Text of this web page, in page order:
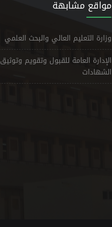
مواقع مشابهة
وزارة التعليم العالي والبحث العلمي
الإدارة العامة للقبول وتقويم وتوثيق
الشهادات